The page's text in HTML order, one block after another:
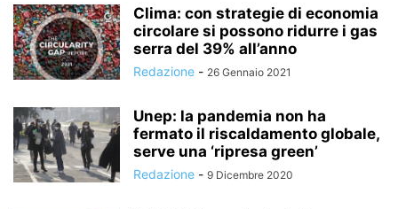
Clima: con strategie di economia
circolare si possono ridurre i gas
serra del 39% all’anno
Redazione - 26 Gennaio 2021
Unep: la pandemia non ha
fermato il riscaldamento globale,
serve una ‘ripresa green’
Redazione - 9 Dicembre 2020